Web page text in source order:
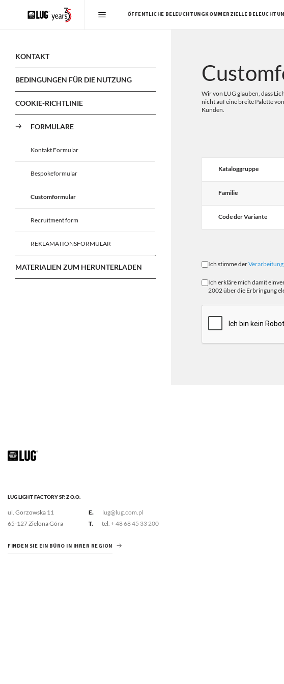
ÖFFENTLICHE BELEUCHTUNG KOMMERZIELLE
KONTAKT
BEDINGUNGEN FÜR DIE NUTZUNG
COOKIE-RICHTLINIE
FORMULARE
Kontakt Formular
Bespokeformular
Customformular
Recruitment form
REKLAMATIONSFORMULAR
MATERIALIEN ZUM HERUNTERLADEN
Wir von LUG glauben, dass
nicht auf eine breite Palette
Kunden.
Kataloggruppe
Familie
Code der Variante
Ich stimme der
Ich erkläre mich damit
2002 über die Erbringung
LUG LIGHT FACTORY SP. Z O.O.
ul. Gorzowska 11
65-127 Zielona Góra
E.
lug@lug.com.pl
T.
tel. + 48 68 45 33 200
FINDEN SIE EIN BÜRO IN IHRER REGION